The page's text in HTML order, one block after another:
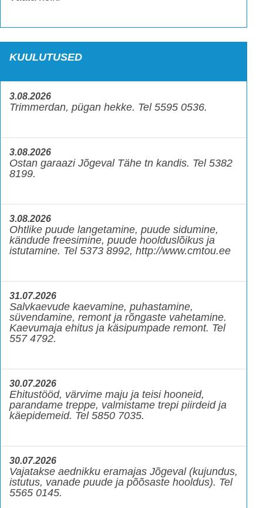
KUULUTUSED
3.08.2026
Trimmerdan, pügan hekke. Tel 5595 0536.
3.08.2026
Ostan garaazi Jõgeval Tähe tn kandis. Tel 5382
8199.
3.08.2026
Ohtlike puude langetamine, puude sidumine,
kändude freesimine, puude hoolduslõikus ja
istutamine. Tel 5373 8992, http://www.cmtou.ee
31.07.2026
Salvkaevude kaevamine, puhastamine,
süvendamine, remont ja rõngaste vahetamine.
Kaevumaja ehitus ja käsipumpade remont. Tel
557 4792.
30.07.2026
Ehitustööd, värvime maju ja teisi hooneid,
parandame treppe, valmistame trepi piirdeid ja
käepidemeid. Tel 5850 7035.
30.07.2026
Vajatakse aednikku eramajas Jõgeval (kujundus,
istutus, vanade puude ja põõsaste hooldus). Tel
5565 0145.